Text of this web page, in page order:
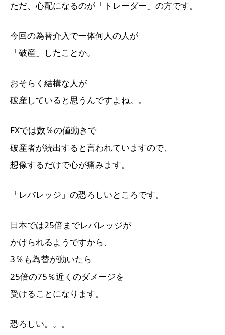
ただ、心配になるのが「トレーダー」の方です。
今回の為替介入で一体何人の人が
「破産」したことか。
おそらく結構な人が
破産していると思うんですよね。。
FXでは数％の値動きで
破産者が続出すると言われていますので、
想像するだけで心が痛みます。
「レバレッジ」の恐ろしいところです。
日本では25倍までレバレッジが
かけられるようですから、
3％も為替が動いたら
25倍の75％近くのダメージを
受けることになります。
恐ろしい。。。